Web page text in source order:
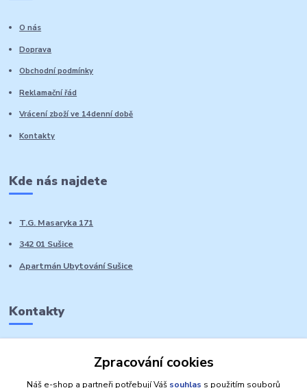
O nás
Doprava
Obchodní podmínky
Reklamační řád
Vrácení zboží ve 14denní době
Kontakty
Kde nás najdete
T.G. Masaryka 171
342 01 Sušice
Apartmán Ubytování Sušice
Kontakty
Zpracování cookies
Náš e-shop a partneři potřebují Váš souhlas s použitím souborů